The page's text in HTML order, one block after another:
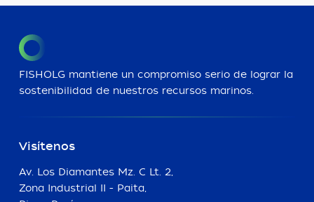
FISHOLG mantiene un compromiso serio de lograr la
sostenibilidad de nuestros recursos marinos.
Visítenos
Av. Los Diamantes Mz. C Lt. 2,
Zona Industrial II - Paita,